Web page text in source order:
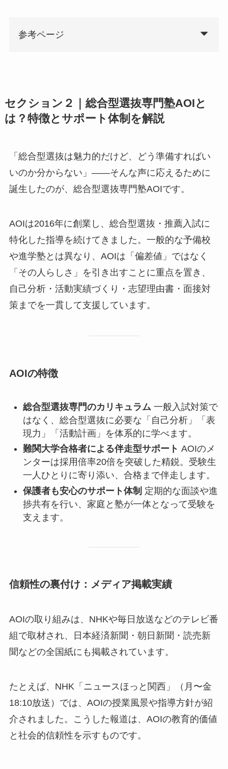
参考ページ
セクション２｜総合型選抜専門塾AOIと
は？特徴とサポート体制を解説
「総合型選抜は魅力的だけど、どう準備すればい
いのか分からない」――そんな声に応えるために
誕生したのが、総合型選抜専門塾AOIです。
AOIは2016年に創業し、総合型選抜・推薦入試に
特化した指導を続けてきました。一般的な予備校
や進学塾とは異なり、AOIは「偏差値」ではなく
「その人らしさ」を引き出すことに重点を置き、
自己分析・活動実績づくり・志望理由書・面接対
策までを一貫して支援しています。
AOIの特徴
総合型選抜専門のカリキュラム 一般入試対策で
はなく、総合型選抜に必要な「自己分析」「表
現力」「活動計画」を体系的に学べます。
難関大学合格者による伴走型サポート AOIのメ
ンターは採用倍率20倍を突破した精鋭。受験生
一人ひとりに寄り添い、合格まで伴走します。
保護者も安心のサポート体制 定期的な面談や進
捗共有を行い、家庭と塾が一体となって受験を
支えます。
信頼性の裏付け：メディア掲載実績
AOIの取り組みは、NHKや毎日放送などのテレビ番
組で取材され、日本経済新聞・朝日新聞・読売新
聞などの全国紙にも掲載されています。
たとえば、NHK「ニュースほっと関西」（月〜金
18:10放送）では、AOIの授業風景や指導方針が紹
介されました。こうした報道は、AOIの教育的価値
と社会的信頼性を示すものです。